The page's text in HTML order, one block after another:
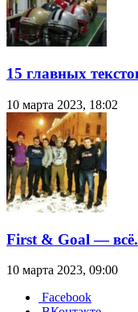
15 главных
10 марта 2023, 18:02
First & Goal —
10 марта 2023, 09:00
Facebook